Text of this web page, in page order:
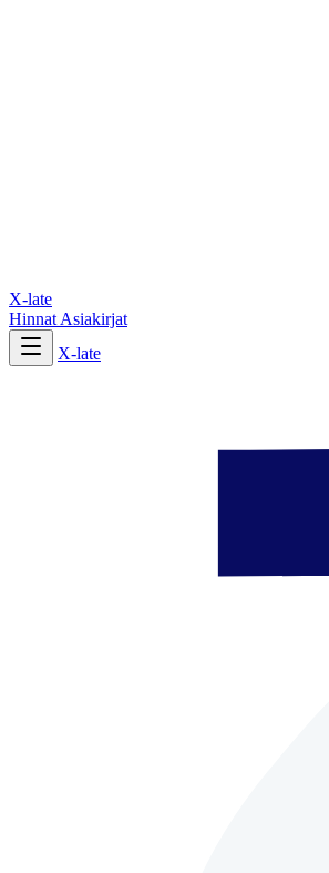
X-late
Hinnat Asiakirjat
X-late